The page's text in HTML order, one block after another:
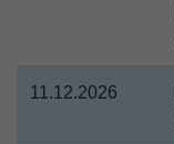
11.12.2026